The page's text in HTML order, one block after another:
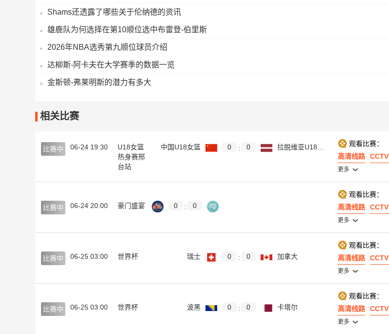
Shams还透露了哪些关于伦纳德的资讯
雄鹿队为何选择在第10顺位选中布雷登-伯里斯
2026年NBA选秀第九顺位球员介绍
达柳斯-阿卡夫在大学赛季的数据一览
金斯顿-弗莱明斯的潜力有多大
相关比赛
比赛中 06-24 19:30
U18女篮
热身赛邢
台站
中国U18女篮 0 : 0
观看比赛：
高清线路
更多
比赛中 06-24 20:00 豪门盛宴 0 : 0
观看比赛：
高清线路
更多
比赛中 06-25 03:00 世界杯 瑞士 0 : 0 加拿大
观看比赛：
高清线路
更多
比赛中 06-25 03:00 世界杯 波黑 0 : 0 卡塔尔
观看比赛：
高清线路
更多